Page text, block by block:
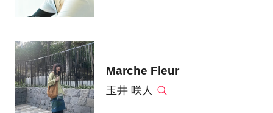
Marche Fleur
玉井 咲人